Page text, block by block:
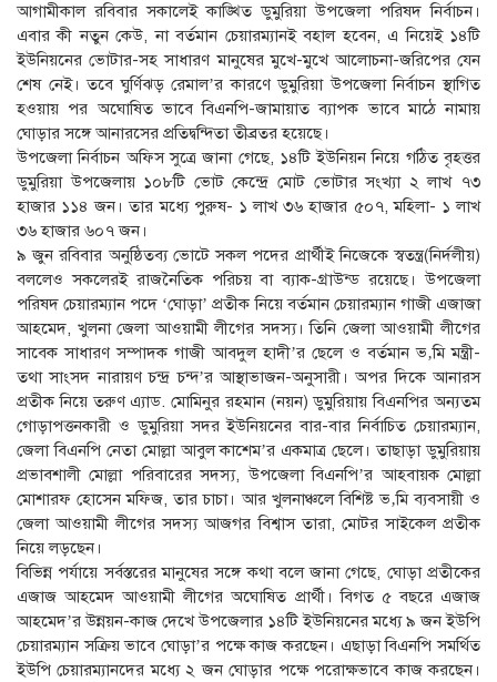
আগামীকাল রবিবার সকালেই কাঙ্খিত ডুমুরিয়া উপজেলা পরিষদ নির্বাচন।
এবার কী নতুন কেউ, না বর্তমান চেয়ারম্যানই বহাল হবেন, এ নিয়েই ১৪টি
ইউনিয়নের ভোটার-সহ সাধারণ মানুষের মুখে-মুখে আলোচনা-জরিপের যেন
শেষ নেই। তবে ঘুর্ণিঝড় রেমাল’র কারণে ডুমুরিয়া উপজেলা নির্বাচন স্থাগিত
হওয়ায় পর অঘোষিত ভাবে বিএনপি-জামায়াত ব্যাপক ভাবে মাঠে নামায়
ঘোড়ার সঙ্গে আনারসের প্রতিদ্বন্দিতা তীব্রতর হয়েছে।
উপজেলা নির্বাচন অফিস সুত্রে জানা গেছে, ১৪টি ইউনিয়ন নিয়ে গঠিত বৃহত্তর
ডুমুরিয়া উপজেলায় ১০৮টি ভোট কেন্দ্রে মোট ভোটার সংখ্যা ২ লাখ ৭৩
হাজার ১১৪ জন। তার মধ্যে পুরুষ- ১ লাখ ৩৬ হাজার ৫০৭, মহিলা- ১ লাখ
৩৬ হাজার ৬০৭ জন।
৯ জুন রবিবার অনুষ্ঠিতব্য ভোটে সকল পদের প্রার্থীই নিজেকে স্বতন্ত্র(নির্দলীয়)
বললেও সকলেরই রাজনৈতিক পরিচয় বা ব্যাক-গ্রাউন্ড রয়েছে। উপজেলা
পরিষদ চেয়ারম্যান পদে ‘ঘোড়া’ প্রতীক নিয়ে বর্তমান চেয়ারম্যান গাজী এজাজা
আহমেদ, খুলনা জেলা আওয়ামী লীগের সদস্য। তিনি জেলা আওয়ামী লীগের
সাবেক সাধারণ সম্পাদক গাজী আবদুল হাদী’র ছেলে ও বর্তমান ভ‚মি মন্ত্রী-
তথা সাংসদ নারায়ণ চন্দ্র চন্দ’র আস্থাভাজন-অনুসারী। অপর দিকে আনারস
প্রতীক নিয়ে তরুণ এ্যাড. মোমিনুর রহমান (নয়ন) ডুমুরিয়ায় বিএনপির অন্যতম
গোড়াপত্তনকারী ও ডুমুরিয়া সদর ইউনিয়নের বার-বার নির্বাচিত চেয়ারম্যান,
জেলা বিএনপি নেতা মোল্লা আবুল কাশেম’র একমাত্র ছেলে। তাছাড়া ডুমুরিয়ায়
প্রভাবশালী মোল্লা পরিবারের সদস্য, উপজেলা বিএনপি’র আহবায়ক মোল্লা
মোশারফ হোসেন মফিজ, তার চাচা। আর খুলনাঞ্চলে বিশিষ্ট ভ‚মি ব্যবসায়ী ও
জেলা আওয়ামী লীগের সদস্য আজগর বিশ্বাস তারা, মোটর সাইকেল প্রতীক
নিয়ে লড়ছেন।
বিভিন্ন পর্যায়ে সর্বস্তরের মানুষের সঙ্গে কথা বলে জানা গেছে, ঘোড়া প্রতীকের
এজাজ আহমেদ আওয়ামী লীগের অঘোষিত প্রার্থী। বিগত ৫ বছরে এজাজ
আহমেদ’র উন্নয়ন-কাজ দেখে উপজেলার ১৪টি ইউনিয়নের মধ্যে ৯ জন ইউপি
চেয়ারম্যান সক্রিয় ভাবে ঘোড়া’র পক্ষে কাজ করছেন। এছাড়া বিএনপি সমর্থিত
ইউপি চেয়ারম্যানদের মধ্যে ২ জন ঘোড়ার পক্ষে পরোক্ষভাবে কাজ করছেন।